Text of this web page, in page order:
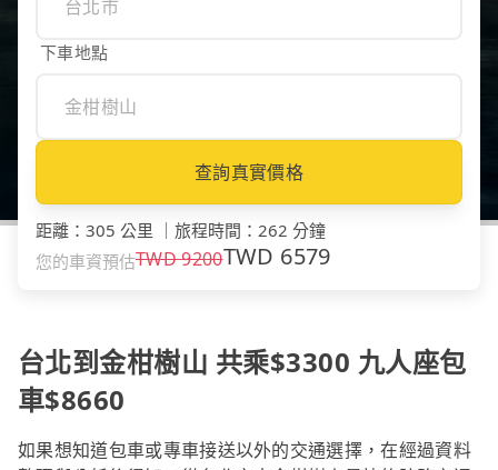
下車地點
查詢真實價格
距離 ： 305 公里 ｜ 旅程時間 ： 262 分鐘
您的車資預估TWD9200TWD 6579
台北到金柑樹山 共乘$3300 九人座包
車$8660
如果想知道包車或專車接送以外的交通選擇，在經過資料